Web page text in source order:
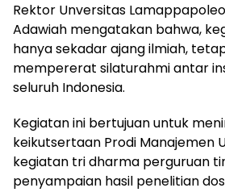
Rektor Unversitas
Adawiah mengatakan bahwa,
hanya sekadar ajang ilmiah,
mempererat silaturahmi antar
seluruh Indonesia.
Kegiatan ini bertujuan untuk
keikutsertaan Prodi Manajemen
kegiatan tri dharma perguruan
penyampaian hasil penelitian